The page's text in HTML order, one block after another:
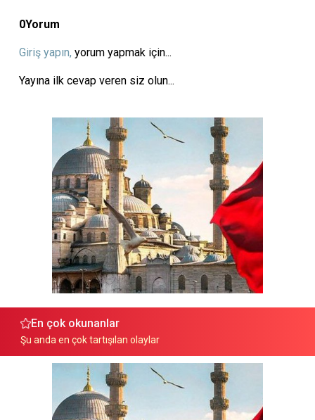
0Yorum
Giriş yapın, yorum yapmak için...
Yayına ilk cevap veren siz olun...
En çok okunanlar
Şu anda en çok tartışılan olaylar